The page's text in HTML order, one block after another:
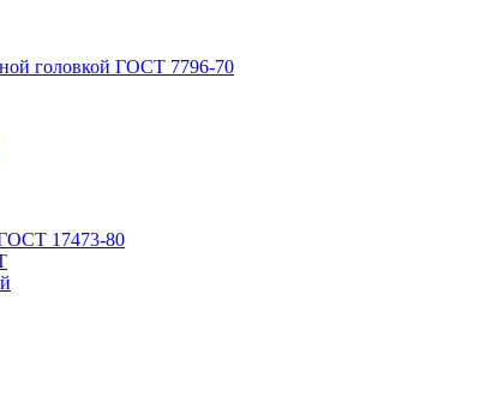
головкой ГОСТ 7796-70
17473-80